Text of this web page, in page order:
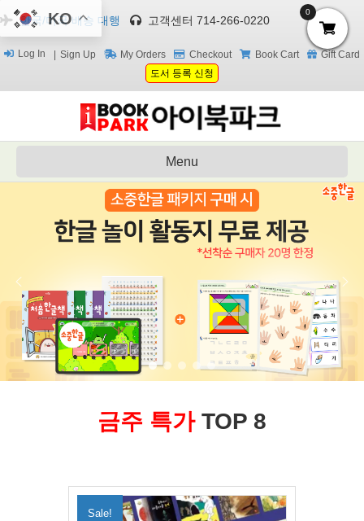
한국/미국 배송 대행 고객센터 714-266-0220
Log In Sign Up My Orders Checkout Book Cart
Gift Card
도서 등록 신청
Menu
금주 특가 TOP 8
Sale!
KO 0